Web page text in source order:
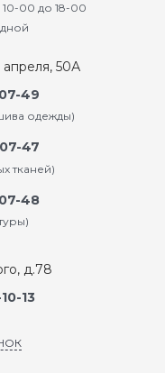
00 до 18-00
апреля, 50А
49
одежды)
47
тканей)
48
д.78
13